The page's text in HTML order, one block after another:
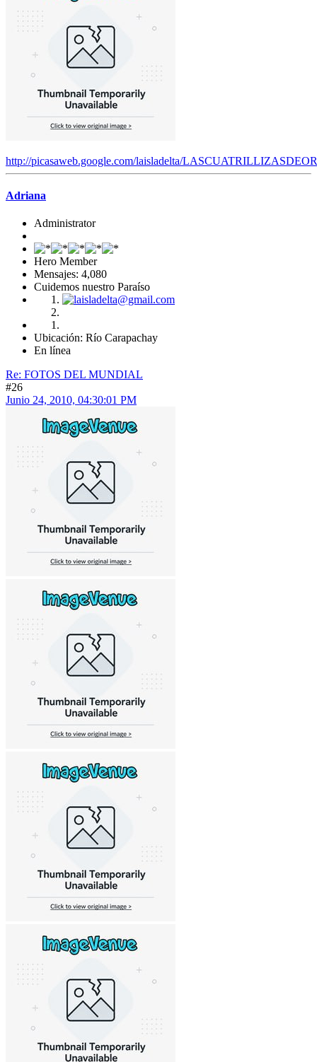
http://picasaweb.google.com/laisladelta/
Adriana
Administrator
Hero Member
Mensajes: 4,080
Cuidemos nuestro Paraíso
Ubicación: Río Carapachay
En línea
Re: FOTOS DEL MUNDIAL
#26
Junio 24, 2010, 04:30:01 PM